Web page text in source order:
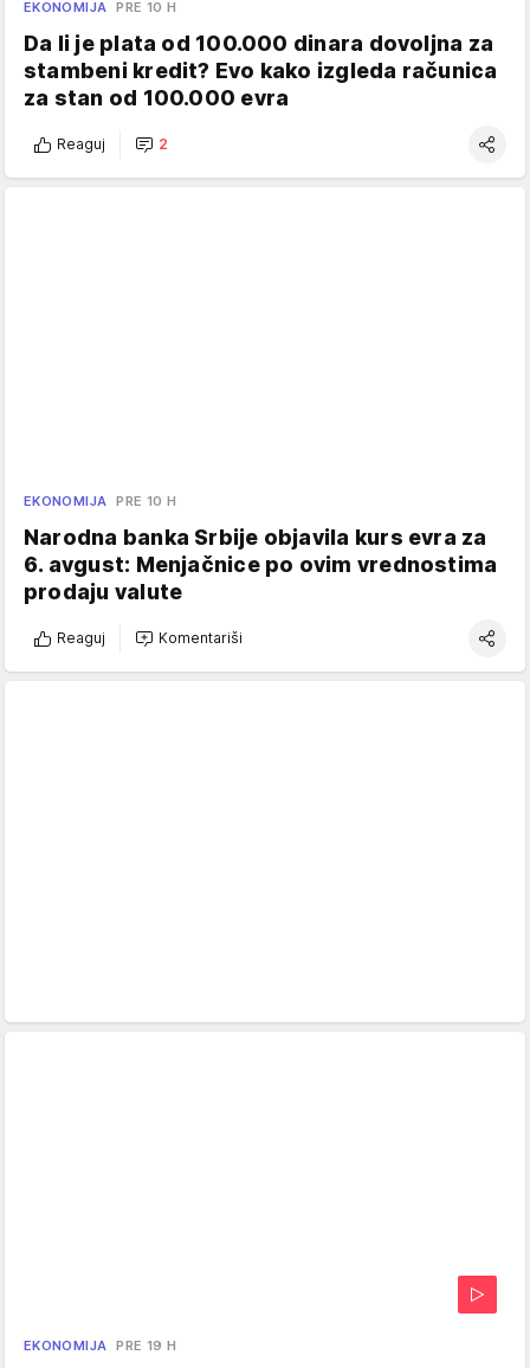
EKONOMIJA PRE 10 H
Da li je plata od 100.000 dinara dovoljna za
stambeni kredit? Evo kako izgleda računica
za stan od 100.000 evra
Reaguj 2
EKONOMIJA PRE 10 H
Narodna banka Srbije objavila kurs evra za
6. avgust: Menjačnice po ovim vrednostima
prodaju valute
Reaguj Komentariši
EKONOMIJA PRE 19 H